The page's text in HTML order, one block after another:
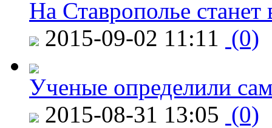
На Ставрополье
2015-09-02 11:11 (0)
Ученые определили
2015-08-31 13:05 (0)